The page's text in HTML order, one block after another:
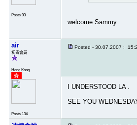
Posts 93
welcome Sammy
air
初青會員
Hong Kong
Posts 134
Posted - 30.07.2007 :
I UNDERSTOOD LA .
SEE YOU